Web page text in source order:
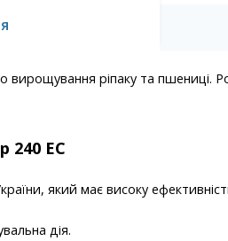
ріпаку та пшениці.
240 ЕС
який має високу
дія.